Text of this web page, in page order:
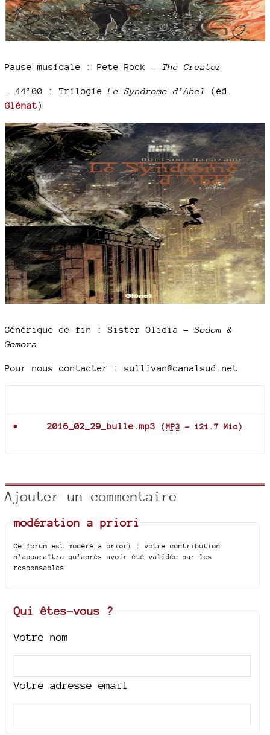
Pause musicale : Pete Rock – The Creator
– 44’00 : Trilogie Le Syndrome d’Abel
(éd.
Glénat)
Générique de fin : Sister Olidia –Sodom &
Gomora
Pour nous contacter : sullivan@canalsud.net
2016_02_29_bulle.mp3 (MP3 - 121.7 Mio)
Ajouter un commentaire
modération a priori
Ce forum est modéré a priori : votre contribution
n’apparaîtra qu’après avoir été validée par les
responsables.
Qui êtes-vous ?
Votre nom
Votre adresse email